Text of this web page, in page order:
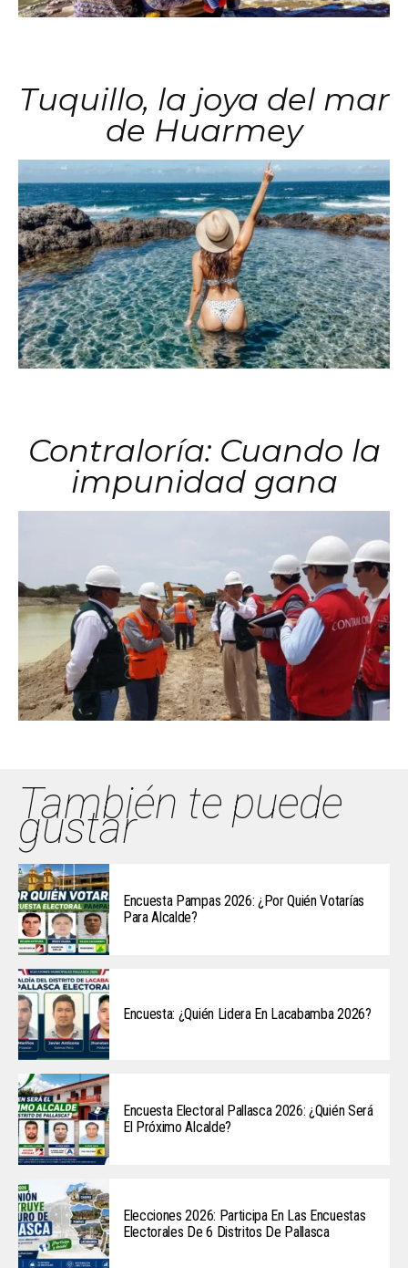
Tuquillo, la joya del mar
de Huarmey
Contraloría: Cuando la
impunidad gana
También te puede
gustar
Encuesta Pampas 2026: ¿Por Quién Votarías
Para Alcalde?
Encuesta: ¿Quién Lidera En Lacabamba 2026?
Encuesta Electoral Pallasca 2026: ¿Quién Será
El Próximo Alcalde?
Elecciones 2026: Participa En Las Encuestas
Electorales De 6 Distritos De Pallasca